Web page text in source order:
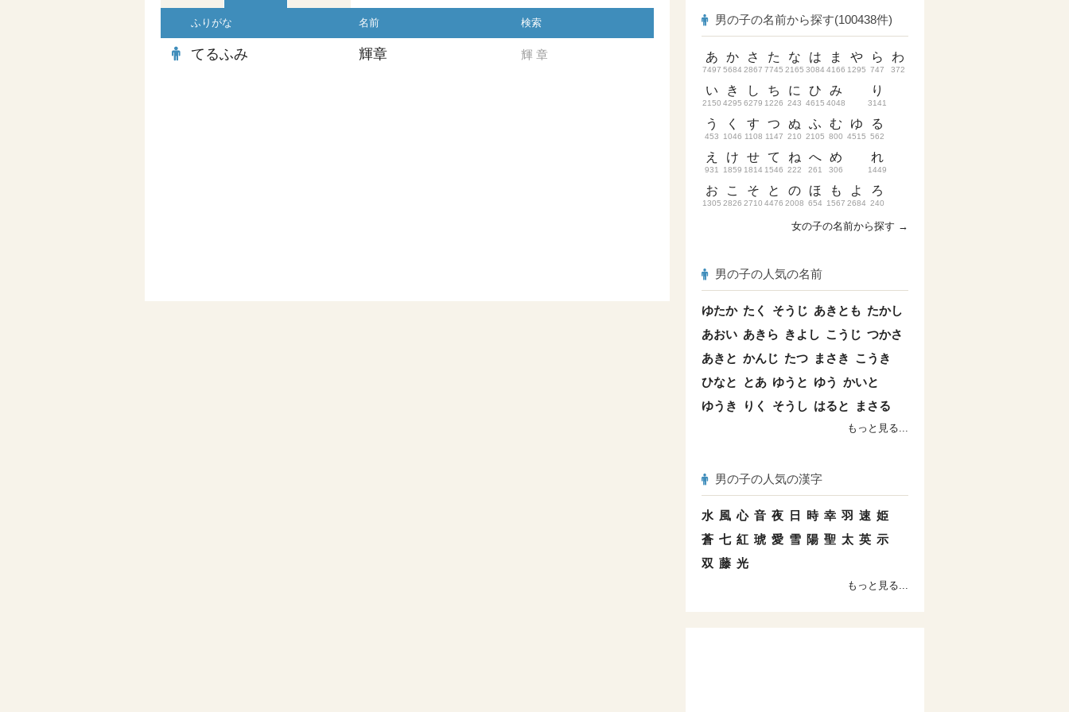
ふりがな 名前 検索
てるふみ 輝章 輝 章
男の子の名前から探す(100438件)
あ
7497
い
2150
う
453
え
931
お
1305
か
5684
き
4295
く
1046
け
1859
こ
2826
さ
2867
し
6279
す
1108
せ
1814
そ
2710
た
7745
ち
1226
つ
1147
て
1546
と
4476
な
2165
に
243
ぬ
210
ね
222
の
2008
は
3084
ひ
4615
ふ
2105
へ
261
ほ
654
ま
4166
み
4048
む
800
め
306
も
1567
や
1295
ゆ
4515
よ
2684
ら
747
り
3141
る
562
れ
1449
ろ
240
わ
372
女の子の名前から探す →
男の子の人気の名前
ゆたか たく そうじ あきとも たかし
あおい あきら きよし こうじ つかさ
あきと かんじ たつ まさき こうき
ひなと
とあ ゆうと ゆう かいと
ゆうき
りく そうし はると まさる
もっと見る...
男の子の人気の漢字
水 風 心 音 夜 日 時 幸 羽 速 姫
蒼 七 紅 琥 愛 雪 陽 聖 太 英 示
双 藤 光
もっと見る...